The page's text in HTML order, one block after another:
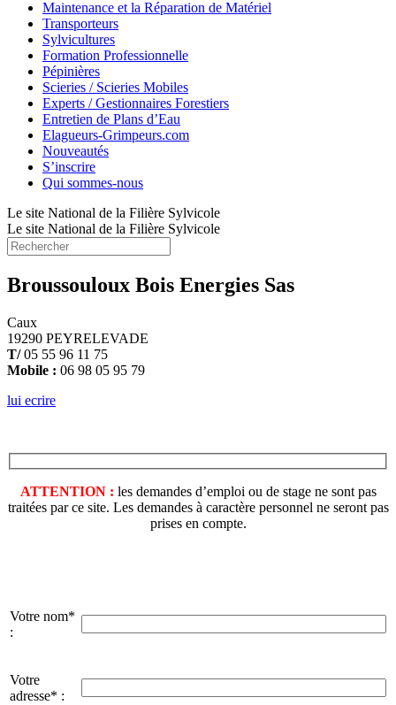
Maintenance et la Réparation de Matériel
Transporteurs
Sylvicultures
Formation Professionnelle
Pépinières
Scieries / Scieries Mobiles
Experts / Gestionnaires Forestiers
Entretien de Plans d’Eau
Elagueurs-Grimpeurs.com
Nouveautés
S’inscrire
Qui sommes-nous
Le site National de la Filière Sylvicole
Le site National de la Filière Sylvicole
Broussouloux Bois Energies Sas
Caux
19290 PEYRELEVADE
T/05 55 96 11 75
Mobile : 06 98 05 95 79
lui ecrire
ATTENTION : les demandes d’emploi ou de stage ne sont pas
traitées par ce site. Les demandes à caractère personnel ne seront pas
prises en compte.
Votre nom*
:
Votre
adresse* :